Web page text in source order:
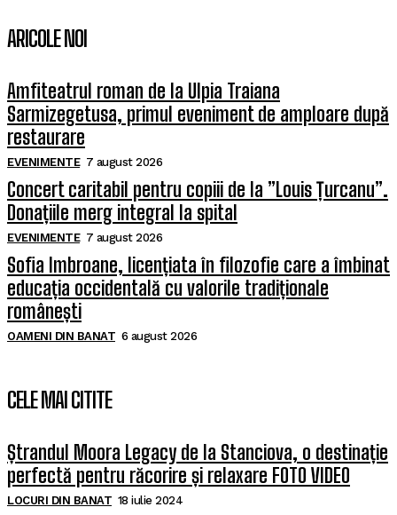
ARICOLE NOI
Amfiteatrul roman de la Ulpia Traiana
Sarmizegetusa, primul eveniment de amploare după
restaurare
EVENIMENTE 7 august 2026
Concert caritabil pentru copiii de la ”Louis Țurcanu”.
Donațiile merg integral la spital
EVENIMENTE 7 august 2026
Sofia Imbroane, licențiata în filozofie care a îmbinat
educația occidentală cu valorile tradiționale
românești
OAMENI DIN BANAT 6 august 2026
CELE MAI CITITE
Ștrandul Moora Legacy de la Stanciova, o destinație
perfectă pentru răcorire și relaxare FOTO VIDEO
LOCURI DIN BANAT 18 iulie 2024